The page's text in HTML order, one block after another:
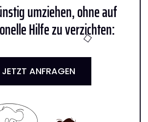
umziehen, ohne auf
Hilfe zu verzichten:
JETZT ANFRAGEN